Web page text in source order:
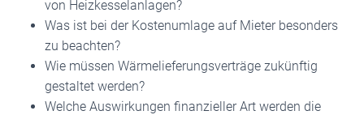
von Heizkesselanlagen?
Was ist bei der Kostenumlage auf Mieter besonders
zu beachten?
Wie müssen Wärmelieferungsverträge zukünftig
gestaltet werden?
Welche Auswirkungen finanzieller Art werden die